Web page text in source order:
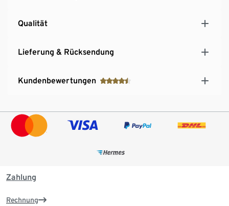
Qualität
Lieferung & Rücksendung
Kundenbewertungen
Zahlung
Rechnung